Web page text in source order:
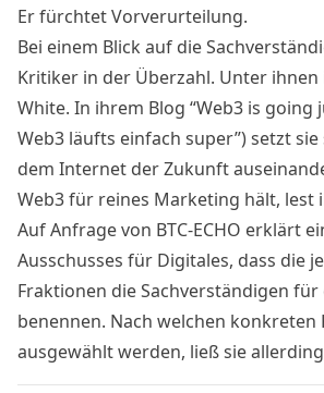
Er fürchtet Vorverurteilung.
Bei einem Blick auf die
Kritiker in der Überzahl. Unter ihnen
White. In ihrem Blog “Web3 is going
Web3 läufts einfach super”) setzt
dem Internet der Zukunft
Web3 für reines Marketing hält, lest
Auf Anfrage von BTC-ECHO erklärt
Ausschusses für Digitales, dass die
Fraktionen die Sachverständigen
benennen. Nach welchen konkreten
ausgewählt werden, ließ sie